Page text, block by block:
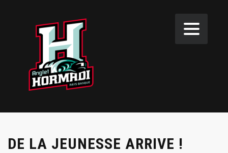
DE LA JEUNESSE ARRIVE !